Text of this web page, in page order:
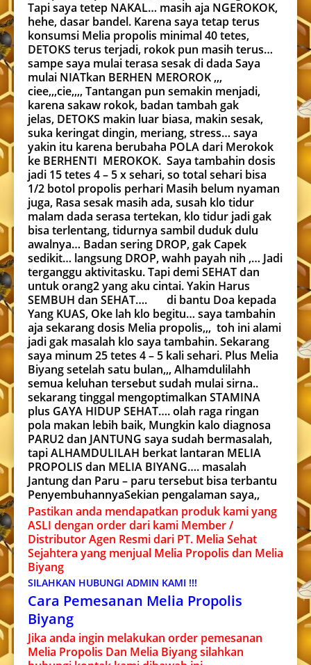
Tapi saya tetep NAKAL… masih aja NGEROKOK,
hehe, dasar bandel. Karena saya tetap terus
konsumsi Melia propolis minimal 40 tetes,
DETOKS terus terjadi, rokok pun masih terus…
sampe saya mulai terasa sesak di dada Saya
mulai NIATkan BERHEN MEROROK ,,,
ciee,,,cie,,,, Tantangan pun semakin menjadi,
karena sakaw rokok, badan tambah gak
jelas, DETOKS makin luar biasa, makin sesak,
suka keringat dingin, meriang, stress… saya
yakin itu karena berubaha POLA dari Merokok
ke BERHENTI MEROKOK. Saya tambahin dosis
jadi 15 tetes 4 – 5 x sehari, so total sehari bisa
1/2 botol propolis perhari Masih belum nyaman
juga, Rasa sesak masih ada, susah klo tidur
malam dada serasa tertekan, klo tidur jadi gak
bisa terlentang, tidurnya sambil duduk dulu
awalnya… Badan sering DROP, gak Capek
sedikit… langsung DROP, wahh payah nih ,… Jadi
terganggu aktivitasku. Tapi demi SEHAT dan
untuk orang2 yang aku cintai. Yakin Harus
SEMBUH dan SEHAT…. di bantu Doa kepada
Yang KUAS, Oke lah klo begitu… saya tambahin
aja sekarang dosis Melia propolis,,, toh ini alami
jadi gak masalah klo saya tambahin. Sekarang
saya minum 25 tetes 4 – 5 kali sehari. Plus Melia
Biyang setelah satu bulan,,, Alhamdulilahh
semua keluhan tersebut sudah mulai sirna..
sekarang tinggal mengoptimalkan STAMINA
plus GAYA HIDUP SEHAT…. olah raga ringan
pola makan lebih baik, Mungkin kalo diagnosa
PARU2 dan JANTUNG saya sudah bermasalah,
tapi ALHAMDULILAH berkat lantaran MELIA
PROPOLIS dan MELIA BIYANG…. masalah
Jantung dan Paru – paru tersebut bisa terbantu
PenyembuhannyaSekian pengalaman saya,,
Pastikan anda mendapatkan produk kami yang
ASLI dengan order dari kami Member /
Distributor Agen Resmi dari PT. Melia Sehat
Sejahtera yang menjual Melia Propolis dan Melia
Biyang
SILAHKAN HUBUNGI ADMIN KAMI !!!
Cara Pemesanan Melia Propolis
Biyang
Jika anda ingin melakukan order pemesanan
Melia Propolis Dan Melia Biyang silahkan